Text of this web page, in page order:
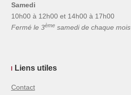
Samedi
10h00 à 12h00 et 14h00 à 17h00
Fermé le 3èmesamedi de chaque mois
Liens utiles
Contact